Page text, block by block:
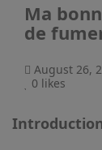
Ma
de
August 26,
0 likes